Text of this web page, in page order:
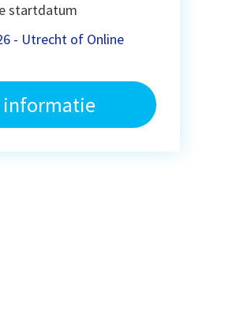
startdatum
- Utrecht of Online
informatie